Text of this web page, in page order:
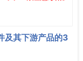
及其下游产品的3